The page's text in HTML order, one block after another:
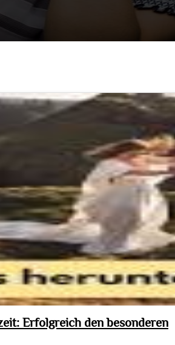
Erfolgreich den besonderen